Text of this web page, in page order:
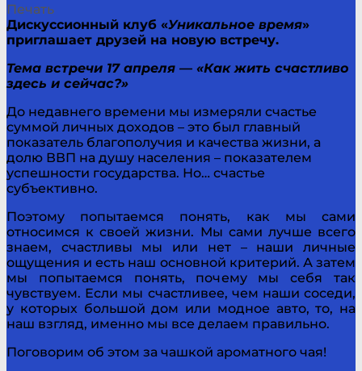
Печать
Дискуссионный клуб «Уникальное время»
приглашает друзей на новую встречу.
Тема встречи 17 апреля — «Как жить счастливо
здесь и сейчас?»
До недавнего времени мы измеряли счастье
суммой личных доходов – это был главный
показатель благополучия и качества жизни, а
долю ВВП на душу населения – показателем
успешности государства. Но… счастье
субъективно.
Поэтому попытаемся понять, как мы сами
относимся к своей жизни. Мы сами лучше всего
знаем, счастливы мы или нет – наши личные
ощущения и есть наш основной критерий. А затем
мы попытаемся понять, почему мы себя так
чувствуем. Если мы счастливее, чем наши соседи,
у которых большой дом или модное авто, то, на
наш взгляд, именно мы все делаем правильно.
Поговорим об этом за чашкой ароматного чая!